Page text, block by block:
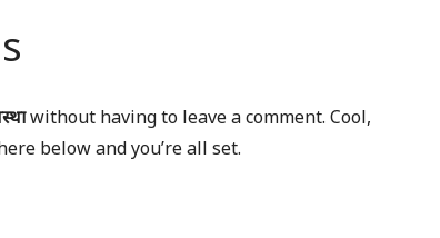
without having to leave a comment. Cool,
below and you’re all set.